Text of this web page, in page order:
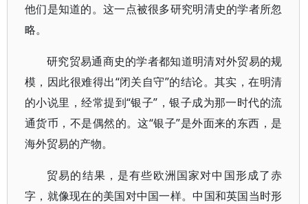
他们是知道的。这一点被很多研究明清史的学者所忽
略。
研究贸易通商史的学者都知道明清对外贸易的规
模，因此很难得出“闭关自守”的结论。其实，在明清
的小说里，经常提到“银子”，银子成为那一时代的流
通货币，不是偶然的。这“银子”是外面来的东西，是
海外贸易的产物。
贸易的结果，是有些欧洲国家对中国形成了赤
字，就像现在的美国对中国一样。中国和英国当时形